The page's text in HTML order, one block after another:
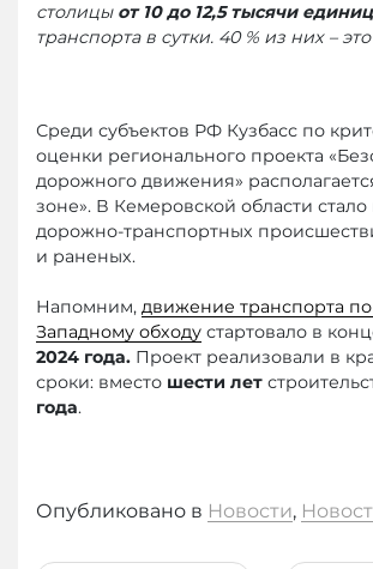
столицы от 10 до 12,5 тысячи единиц
транспорта в сутки. 40 % из них –
Среди субъектов РФ Кузбасс по
оценки регионального проекта
дорожного движения»
зоне». В Кемеровской области
дорожно-транспортных
и раненых.
Напомним, движение транспорта
Западному обходу стартовало в
2024 года. Проект реализовали в
сроки: вместо шести лет
года.
Опубликовано в Новости,